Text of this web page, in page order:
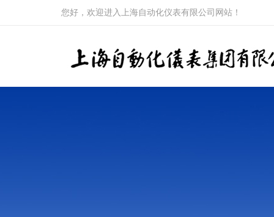
您好，欢迎进入上海自动化仪表有限公司网站！